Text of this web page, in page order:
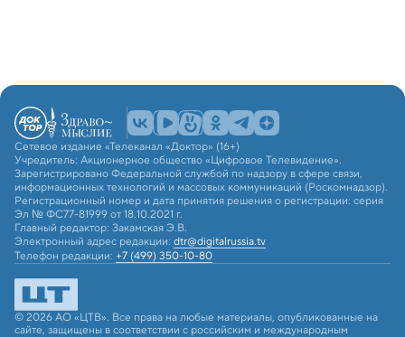
Сетевое издание «Телеканал «Доктор» (16+)
Учредитель: Акционерное общество «Цифровое Телевидение».
Зарегистрировано Федеральной службой по надзору в сфере связи,
информационных технологий и массовых коммуникаций (Роскомнадзор).
Регистрационный номер и дата принятия решения о регистрации: серия
Эл № ФС77-81999 от 18.10.2021 г.
Главный редактор: Закамская Э.В.
Электронный адрес редакции: dtr@digitalrussia.tv
Телефон редакции: +7 (499) 350-10-80
© 2026 АО «ЦТВ». Все права на любые материалы, опубликованные на
сайте, защищены в соответствии с российским и международным